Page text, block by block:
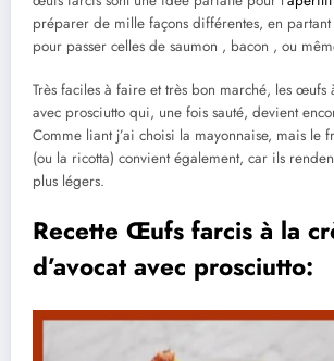
préparer de mille façons différentes, en partant
pour passer celles de saumon , bacon , ou
Très faciles à faire et très bon marché, les œufs
avec prosciutto qui, une fois sauté, devient
Comme liant j’ai choisi la mayonnaise, mais le
(ou la ricotta) convient également, car ils
plus légers.
Recette Œufs farcis à la
d’avocat avec prosciutto: